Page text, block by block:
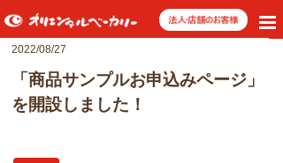
2022/08/27
「商品サンプルお申込みページ」
を開設しました！